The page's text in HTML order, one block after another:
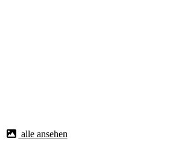
alle ansehen